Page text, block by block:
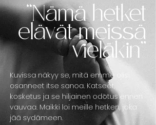
“Nämä hetket
elävät meissä
vieläkin”
Kuvissa näkyy se, mitä emme olisi
osanneet itse sanoa. Katseet,
kosketus ja se hiljainen odotus ennen
vauvaa. Maikki loi meille hetken, joka
jää sydämeen.